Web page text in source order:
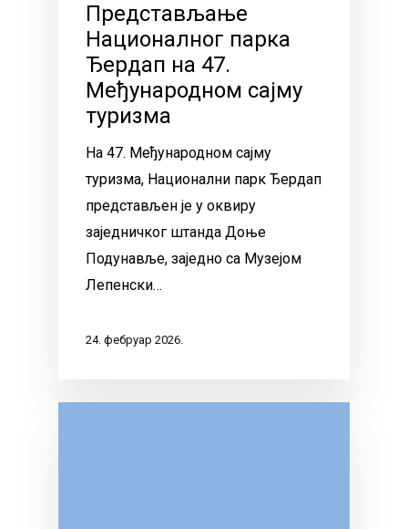
Представљање
Националног парка
Ђердап на 47.
Међународном сајму
туризма
На 47. Међународном сајму
туризма, Национални парк Ђердап
представљен је у оквиру
заједничког штанда Доње
Подунавље, заједно са Музејом
Лепенски…
24. фебруар 2026.